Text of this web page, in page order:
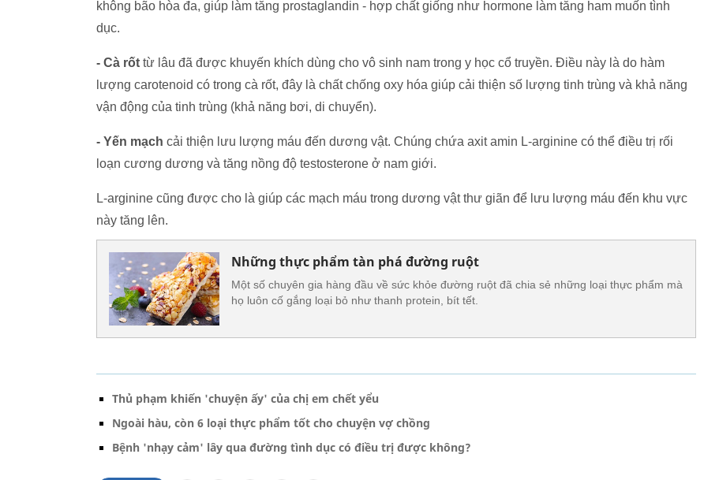
không bão hòa đa, giúp làm tăng prostaglandin - hợp chất giống như hormone làm tăng ham muốn tình
dục.
- Cà rốt từ lâu đã được khuyến khích dùng cho vô sinh nam trong y học cổ truyền. Điều này là do hàm
lượng carotenoid có trong cà rốt, đây là chất chống oxy hóa giúp cải thiện số lượng tinh trùng và khả năng
vận động của tinh trùng (khả năng bơi, di chuyển).
- Yến mạch cải thiện lưu lượng máu đến dương vật. Chúng chứa axit amin L-arginine có thể điều trị rối
loạn cương dương và tăng nồng độ testosterone ở nam giới.
L-arginine cũng được cho là giúp các mạch máu trong dương vật thư giãn để lưu lượng máu đến khu vực
này tăng lên.
Những thực phẩm tàn phá đường ruột
Một số chuyên gia hàng đầu về sức khỏe đường ruột đã chia sẻ những loại thực phẩm mà
họ luôn cố gắng loại bỏ như thanh protein, bít tết.
Thủ phạm khiến 'chuyện ấy' của chị em chết yểu
Ngoài hàu, còn 6 loại thực phẩm tốt cho chuyện vợ chồng
Bệnh 'nhạy cảm' lây qua đường tình dục có điều trị được không?